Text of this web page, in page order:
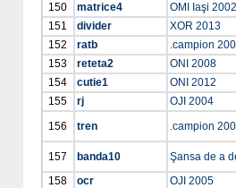
150
matrice4
OMI Iaşi 2002
151
divider
XOR 2013
152
ratb
.campion
153
reteta2
ONI 2008
154
cutie1
ONI 2012
155
rj
OJI 2004
156
tren .campion
157 banda10
Şansa de a
158
ocr
OJI 2005